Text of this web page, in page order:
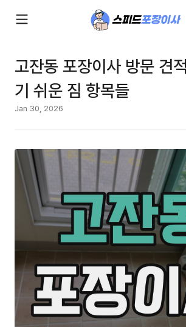
고잔동 포장이사 방문 견
기 쉬운 짐 항목들
Jan 30, 2026